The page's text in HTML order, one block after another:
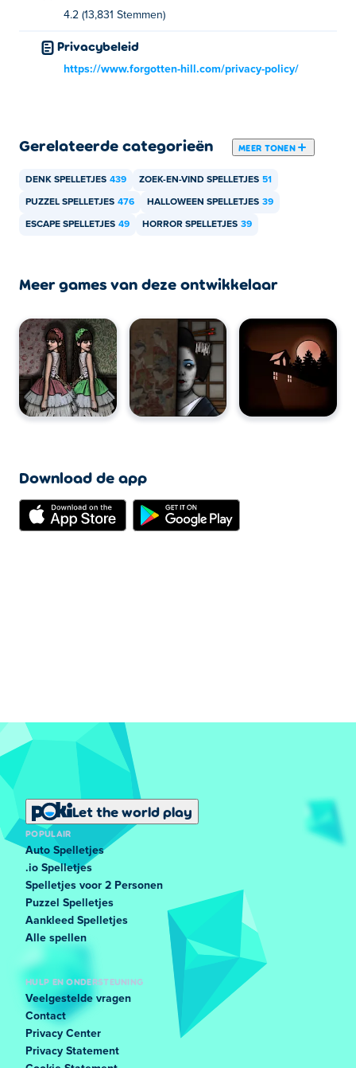
4.2 (13,831 Stemmen)
Privacybeleid
https://www.forgotten-hill.com/privacy-policy/
Gerelateerde categorieën MEER TONEN
DENK SPELLETJES 439 ZOEK-EN-VIND SPELLETJES 51
PUZZEL SPELLETJES 476 HALLOWEEN SPELLETJES 39
ESCAPE SPELLETJES 49 HORROR SPELLETJES 39
Meer games van deze ontwikkelaar
Download de app
Let the world play
POPULAIR
Auto Spelletjes
.io Spelletjes
Spelletjes voor 2 Personen
Puzzel Spelletjes
Aankleed Spelletjes
Alle spellen
HULP EN ONDERSTEUNING
Veelgestelde vragen
Contact
Privacy Center
Privacy Statement